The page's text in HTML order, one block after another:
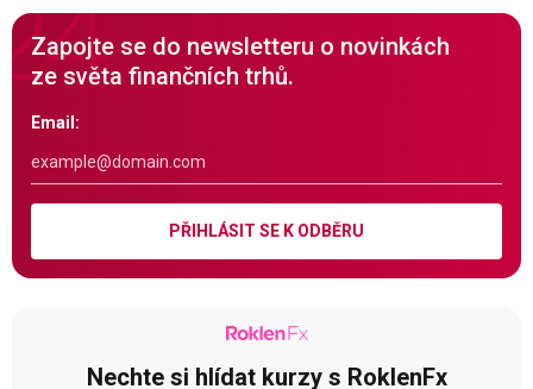
Zapojte se do newsletteru o novinkách
ze světa finančních trhů.
Email:
PŘIHLÁSIT SE K ODBĚRU
Nechte si hlídat kurzy s RoklenFx